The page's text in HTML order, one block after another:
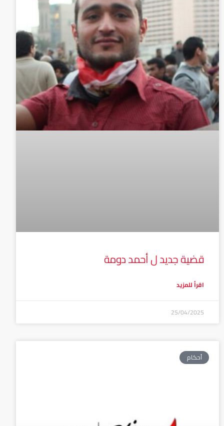
قضية جديد ل أحمد دومة
اقرأ للمزيد
25/04/2025
أحكام